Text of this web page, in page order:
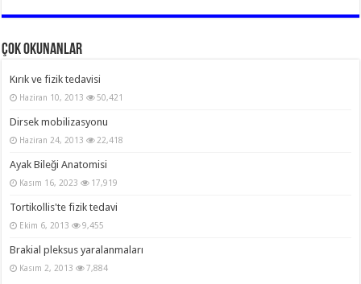
Çok Okunanlar
Kırık ve fizik tedavisi
Haziran 10, 2013 50,421
Dirsek mobilizasyonu
Haziran 24, 2013 22,418
Ayak Bileği Anatomisi
Kasım 16, 2023 17,919
Tortikollis'te fizik tedavi
Ekim 6, 2013 9,455
Brakial pleksus yaralanmaları
Kasım 2, 2013 7,884